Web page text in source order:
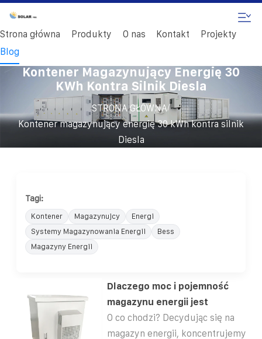
Strona główna Produkty O nas Kontakt
Projekty
Blog
Kontener Magazynujący Energię 30
KWh Kontra Silnik Diesla
STRONA GŁÓWNA/
Kontener magazynujący energię 30 kWh kontra silnik
Diesla
Tagi:
Kontener Magazynujcy
Energi
Systemy Magazynowania Energii
Bess
Magazyny Energii
Dlaczego moc i pojemność
magazynu energii jest
O co chodzi? Decydując się na
magazyn energii, koncentrujemy